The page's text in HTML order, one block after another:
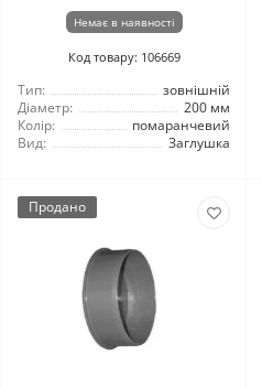
Немає в наявності
Код товару: 106669
Тип:
зовнішній
Діаметр:
200 мм
Колір:
помаранчевий
Вид:
Заглушка
Продано